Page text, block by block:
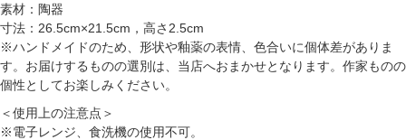
素材：陶器
寸法：26.5cm×21.5cm，高さ2.5cm
※ハンドメイドのため、形状や釉薬の表情、色合いに個体差がありま
す。お届けするものの選別は、当店へおまかせとなります。作家ものの
個性としてお楽しみください。
＜使用上の注意点＞
※電子レンジ、食洗機の使用不可。